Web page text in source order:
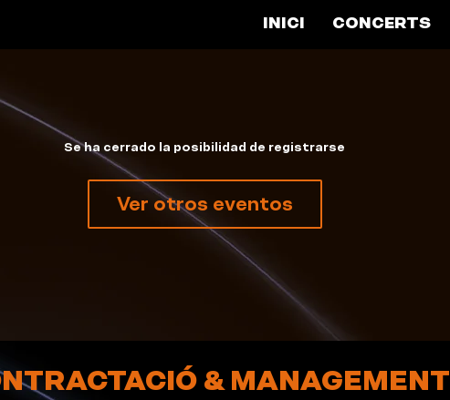
INICI CONCERTS
Se ha cerrado la posibilidad de registrarse
Ver otros eventos
& MANAGEMENT